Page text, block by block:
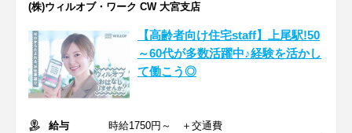
(株)ウィルオブ・ワーク CW 大宮支店
【高齢者向け住宅staff】上尾駅!50
～60代が多数活躍中♪経験を活かし
て働こう◎
給与
時給1750円～ ＋交通費